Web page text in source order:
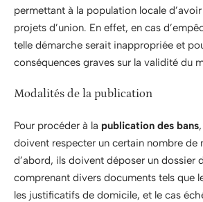
permettant à la population locale
projets d’union. En effet, en cas
telle démarche serait inappropriée et
conséquences graves sur la validité du
Modalités de la publication
Pour procéder à la publication des bans
doivent respecter un certain nombre de
d’abord, ils doivent déposer un dossier
comprenant divers documents tels que
les justificatifs de domicile, et le cas